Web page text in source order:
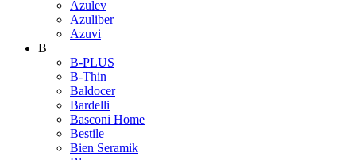
Azulev
Azuliber
Azuvi
B
B-PLUS
B-Thin
Baldocer
Bardelli
Basconi Home
Bestile
Bien Seramik